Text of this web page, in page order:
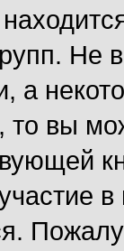
Не
а
вы